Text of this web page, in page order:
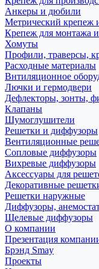
Анкеры и дюбили
Метрический крепеж
Крепеж для монтажа
Хомуты
Профили, траверсы,
Расходные материалы
Внтиляционное
Лючки и гермодвери
Дефлекторы, зонты,
Клапаны
Шумоглушители
Решетки и диффузоры
Вентиляционные
Сопловые диффузоры
Вихревые диффузоры
Аксессуары для
Декоративные
Решетки наружные
Диффузоры,
Щелевые диффузоры
О компании
Презентация
Брэнд Smay
Проекты